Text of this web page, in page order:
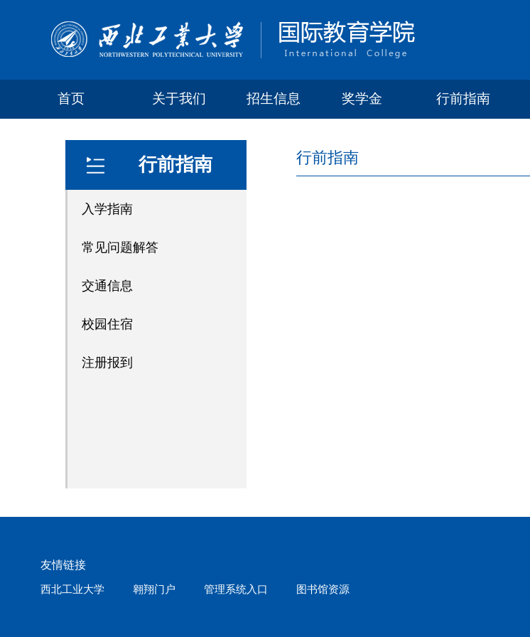
首页 关于我们 招生信息 奖学金 行前指南
行前指南
入学指南
常见问题解答
交通信息
校园住宿
注册报到
行前指南
友情链接
西北工业大学 翱翔门户 管理系统入口 图书馆资源